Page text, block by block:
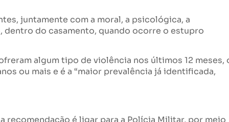
juntamente com a moral, a psicológica, a
do casamento, quando ocorre o estupro
algum tipo de violência nos últimos 12 meses,
ou mais e é a “maior prevalência já identificada,
recomendação é ligar para a Polícia Militar, por meio